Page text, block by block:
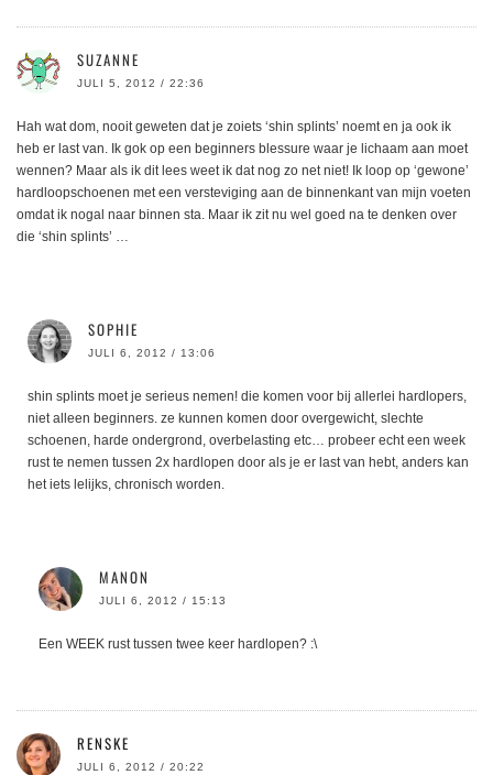
SUZANNE
JULI 5, 2012 / 22:36
Hah wat dom, nooit geweten dat je zoiets ‘shin splints’ noemt en ja ook ik
heb er last van. Ik gok op een beginners blessure waar je lichaam aan moet
wennen? Maar als ik dit lees weet ik dat nog zo net niet! Ik loop op ‘gewone’
hardloopschoenen met een versteviging aan de binnenkant van mijn voeten
omdat ik nogal naar binnen sta. Maar ik zit nu wel goed na te denken over
die ‘shin splints’ …
SOPHIE
JULI 6, 2012 / 13:06
shin splints moet je serieus nemen! die komen voor bij allerlei hardlopers,
niet alleen beginners. ze kunnen komen door overgewicht, slechte
schoenen, harde ondergrond, overbelasting etc… probeer echt een week
rust te nemen tussen 2x hardlopen door als je er last van hebt, anders kan
het iets lelijks, chronisch worden.
MANON
JULI 6, 2012 / 15:13
Een WEEK rust tussen twee keer hardlopen? :\
RENSKE
JULI 6, 2012 / 20:22